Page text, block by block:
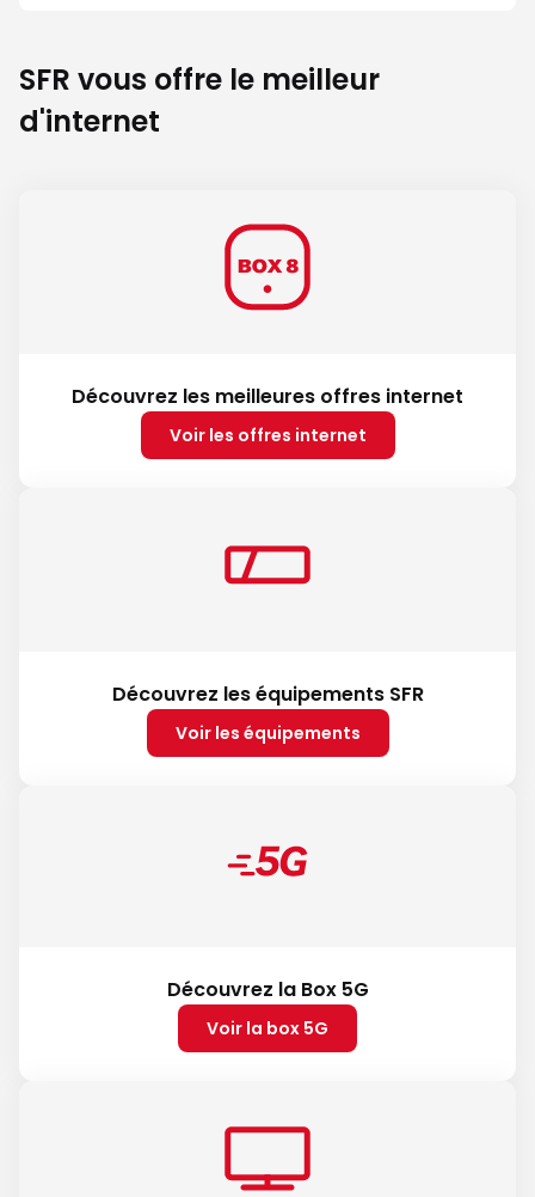
SFR vous offre le meilleur
d'internet
Découvrez les meilleures offres internet
Voir les offres internet
Découvrez les équipements SFR
Voir les équipements
Découvrez la Box 5G
Voir la box 5G